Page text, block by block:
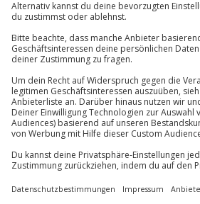
Ausrüstung & Kleidung
schmutzig werden darf
Teilnehmer
Gutschein gültig für 2
Hinweis
Für das Material fallen
Materialien: Gold (rot, weiß,
zweifarbigen Ringen), Palladium,
01 205 19 24
Kontakt & FAQ
Jochen SchweizerGmbH
Mühldorfstraße 8
81671 München
außer an bundesweiten